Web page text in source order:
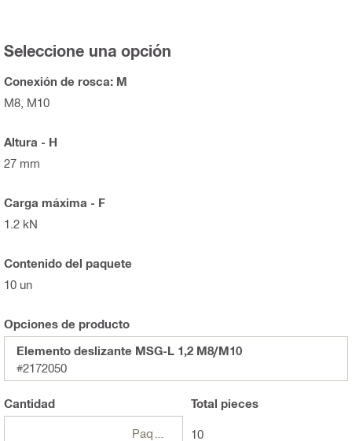
Seleccione una opción
Conexión de rosca: M
M8, M10
Altura - H
27 mm
Carga máxima - F
1.2 kN
Contenido del paquete
10 un
Opciones de producto
Elemento deslizante MSG-L 1,2 M8/M10
#2172050
Cantidad Total pieces
10